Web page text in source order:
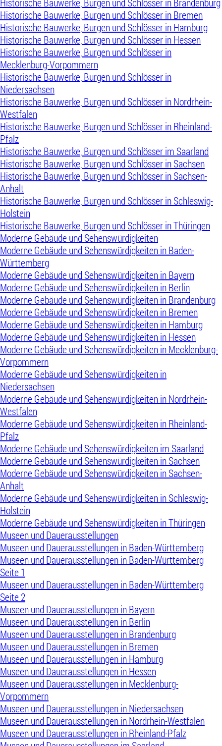
Historische Bauwerke, Burgen und Schlösser in Brandenburg
Historische Bauwerke, Burgen und Schlösser in Bremen
Historische Bauwerke, Burgen und Schlösser in Hamburg
Historische Bauwerke, Burgen und Schlösser in Hessen
Historische Bauwerke, Burgen und Schlösser in
Mecklenburg-Vorpommern
Historische Bauwerke, Burgen und Schlösser in
Niedersachsen
Historische Bauwerke, Burgen und Schlösser in Nordrhein-
Westfalen
Historische Bauwerke, Burgen und Schlösser in Rheinland-
Pfalz
Historische Bauwerke, Burgen und Schlösser im Saarland
Historische Bauwerke, Burgen und Schlösser in Sachsen
Historische Bauwerke, Burgen und Schlösser in Sachsen-
Anhalt
Historische Bauwerke, Burgen und Schlösser in Schleswig-
Holstein
Historische Bauwerke, Burgen und Schlösser in Thüringen
Moderne Gebäude und Sehenswürdigkeiten
Moderne Gebäude und Sehenswürdigkeiten in Baden-
Württemberg
Moderne Gebäude und Sehenswürdigkeiten in Bayern
Moderne Gebäude und Sehenswürdigkeiten in Berlin
Moderne Gebäude und Sehenswürdigkeiten in Brandenburg
Moderne Gebäude und Sehenswürdigkeiten in Bremen
Moderne Gebäude und Sehenswürdigkeiten in Hamburg
Moderne Gebäude und Sehenswürdigkeiten in Hessen
Moderne Gebäude und Sehenswürdigkeiten in Mecklenburg-
Vorpommern
Moderne Gebäude und Sehenswürdigkeiten in
Niedersachsen
Moderne Gebäude und Sehenswürdigkeiten in Nordrhein-
Westfalen
Moderne Gebäude und Sehenswürdigkeiten in Rheinland-
Pfalz
Moderne Gebäude und Sehenswürdigkeiten im Saarland
Moderne Gebäude und Sehenswürdigkeiten in Sachsen
Moderne Gebäude und Sehenswürdigkeiten in Sachsen-
Anhalt
Moderne Gebäude und Sehenswürdigkeiten in Schleswig-
Holstein
Moderne Gebäude und Sehenswürdigkeiten in Thüringen
Museen und Dauerausstellungen
Museen und Dauerausstellungen in Baden-Württemberg
Museen und Dauerausstellungen in Baden-Württemberg
Seite 1
Museen und Dauerausstellungen in Baden-Württemberg
Seite 2
Museen und Dauerausstellungen in Bayern
Museen und Dauerausstellungen in Berlin
Museen und Dauerausstellungen in Brandenburg
Museen und Dauerausstellungen in Bremen
Museen und Dauerausstellungen in Hamburg
Museen und Dauerausstellungen in Hessen
Museen und Dauerausstellungen in Mecklenburg-
Vorpommern
Museen und Dauerausstellungen in Niedersachsen
Museen und Dauerausstellungen in Nordrhein-Westfalen
Museen und Dauerausstellungen in Rheinland-Pfalz